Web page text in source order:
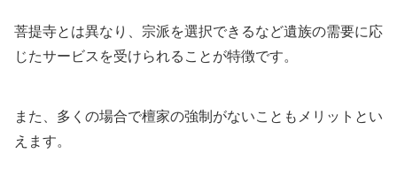
菩提寺とは異なり、宗派を選択できるなど遺族の需要に応
じたサービスを受けられることが特徴です。
また、多くの場合で檀家の強制がないこともメリットとい
えます。